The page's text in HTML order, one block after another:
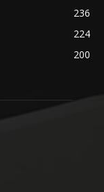
236
224
200